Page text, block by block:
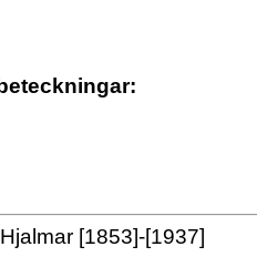
[1853]-[1937]